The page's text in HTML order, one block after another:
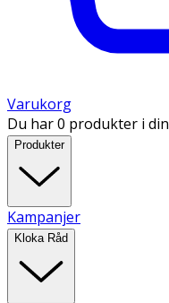
Varukorg
Du har 0 produkter i
Produkter
Kampanjer
Kloka Råd